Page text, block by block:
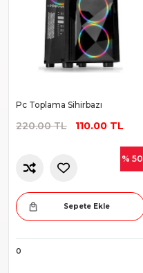
Pc Toplama Sihirbazı
220.00 TL110.00 TL
% 50
Sepete Ekle
0